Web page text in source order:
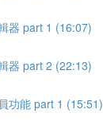
器 part 1 (16:07)
器 part 2 (22:13)
功能 part 1 (15:51)